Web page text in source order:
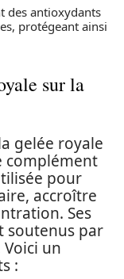
des antioxydants
protégeant ainsi
sur la
gelée royale
complément
pour
accroître
Ses
soutenus par
un
: